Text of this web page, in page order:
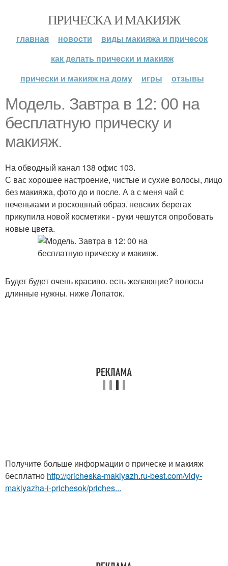
ПРИЧЕСКА И МАКИЯЖ
главная новости
виды макияжа и причесок
как делать прически и макияж
прически и макияж на дому
игры отзывы
Модель. Завтра в 12: 00 на
бесплатную прическу и
макияж.
На обводный канал 138 офис 103.
С вас хорошее настроение, чистые и сухие волосы, лицо
без макияжа, фото до и после. А а с меня чай с
печеньками и роскошный образ. невских берегах
прикупила новой косметики - руки чешутся опробовать
новые цвета.
Будет будет очень красиво. есть желающие? волосы
длинные нужны. ниже Лопаток.
Получите больше информации о прическе и макияж
бесплатно http://pricheska-makiyazh.ru-best.com/vidy-
makiyazha-i-prichesok/priches...